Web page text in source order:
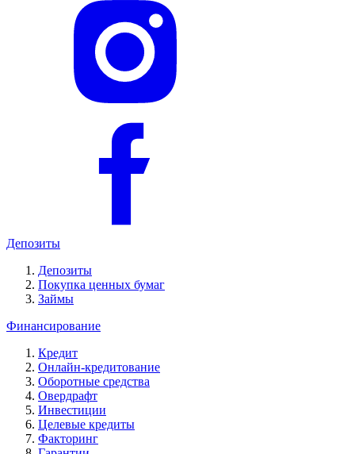
Депозиты
Депозиты
Покупка ценных бумаг
Займы
Финансирование
Кредит
Онлайн-кредитование
Оборотные средства
Овердрафт
Инвестиции
Целевые кредиты
Факторинг